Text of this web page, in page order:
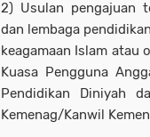
2) Usulan pengajuan
dan lembaga pendidikan
keagamaan Islam atau
Kuasa Pengguna
Pendidikan Diniyah
Kemenag/Kanwil